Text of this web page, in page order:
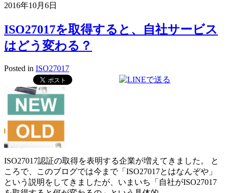
2016年10月6日
ISO27017を取得すると、自社サービス
はどう変わる？
Posted in ISO27017
ISO27017認証の取得を表明する企業が増えてきました。 と
ころで、このブログでは今まで「ISO27017とはなんぞや」
という説明をしてきましたが、いまいち「自社がISO27017